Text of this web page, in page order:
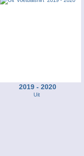
2019 - 2020
Uit